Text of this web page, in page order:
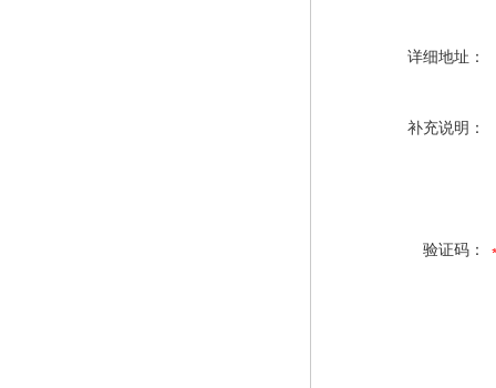
详细地址：
补充说明：
验证码：